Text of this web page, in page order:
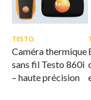
TESTO
Caméra thermique
sans fil Testo 860i
– haute précision